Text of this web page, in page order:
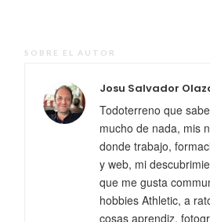
SOBRE EL AUTOR
Josu Salvador
Todoterreno que
mucho de nada, mis
donde trabajo,
y web, mi
que me gusta
hobbies Athletic, a
cosas aprendiz,